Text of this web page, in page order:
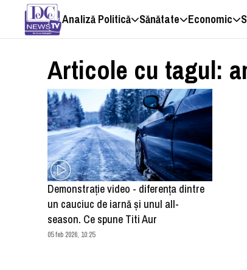
Analiză Politică Sănătate Economic
Articole cu tagul:
Demonstraţie video - diferenţa dintre
un cauciuc de iarnă şi unul all-
season. Ce spune Titi Aur
05 feb 2026, 10:25